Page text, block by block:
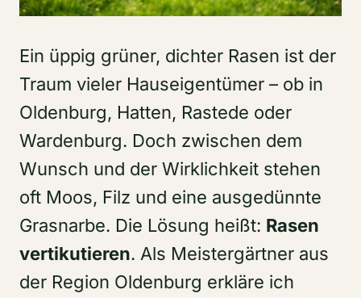
Ein üppig grüner, dichter Rasen ist der
Traum vieler Hauseigentümer – ob in
Oldenburg, Hatten, Rastede oder
Wardenburg. Doch zwischen dem
Wunsch und der Wirklichkeit stehen
oft Moos, Filz und eine ausgedünnte
Grasnarbe. Die Lösung heißt: Rasen
vertikutieren. Als Meistergärtner aus
der Region Oldenburg erkläre ich